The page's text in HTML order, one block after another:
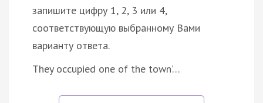
запишите цифру 1, 2, 3 или 4,
соответствующую выбранному Вами
варианту ответа.
They occupied one of the town’…